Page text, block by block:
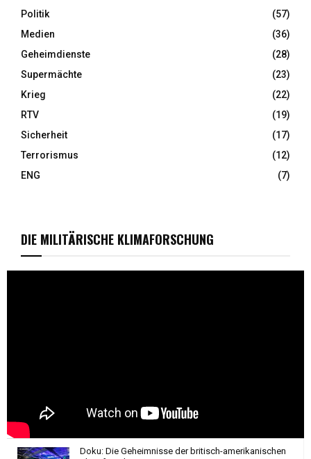
Politik
(57)
Medien
(36)
Geheimdienste
(28)
Supermächte
(23)
Krieg
(22)
RTV
(19)
Sicherheit
(17)
Terrorismus
(12)
ENG
(7)
DIE MILITÄRISCHE KLIMAFORSCHUNG
Doku: Die Geheimnisse der britisch-amerikanischen